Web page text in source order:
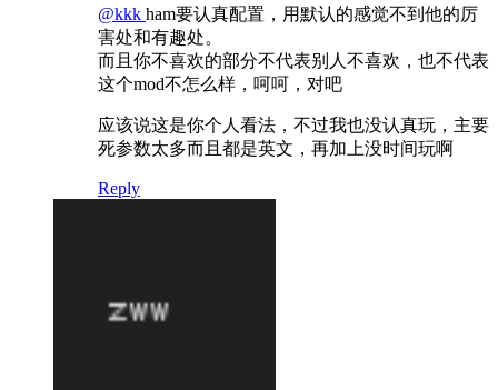
@kkk ham要认真配置，用默认的感觉不到他的厉
害处和有趣处。
而且你不喜欢的部分不代表别人不喜欢，也不代表
这个mod不怎么样，呵呵，对吧
应该说这是你个人看法，不过我也没认真玩，主要
死参数太多而且都是英文，再加上没时间玩啊
Reply